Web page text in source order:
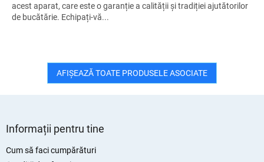
acest aparat, care este o garanție a calității și tradiției ajutătorilor
de bucătărie. Echipați-vă...
AFIŞEAZĂ TOATE PRODUSELE ASOCIATE
Informații pentru tine
Cum să faci cumpărături